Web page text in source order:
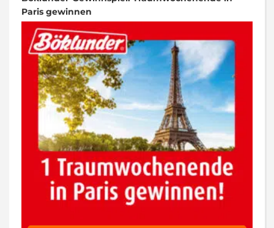
Paris gewinnen